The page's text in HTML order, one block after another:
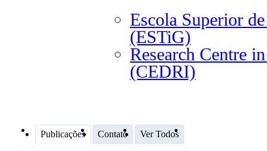
Escola Superior
(ESTiG)
Research Centre
(CEDRI)
Publicações Contato Ver Todos